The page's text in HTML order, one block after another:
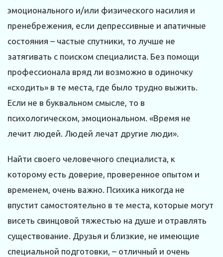
эмоционального и/или физического насилия и
пренебрежения, если депрессивные и апатичные
состояния – частые спутники, то лучше не
затягивать с поиском специалиста. Без помощи
профессионала вряд ли возможно в одиночку
«сходить» в те места, где было трудно выжить.
Если не в буквальном смысле, то в
психологическом, эмоциональном. «Время не
лечит людей. Людей лечат другие люди».
Найти своего человечного специалис­та, к
которому есть доверие, проверенное опытом и
временем, очень важно. Психика никогда не
впустит самостоятельно в те места, которые могут
висеть свинцовой тяжестью на душе и отравлять
существование. Друзья и близкие, не имеющие
специальной подготовки, – отличный и очень